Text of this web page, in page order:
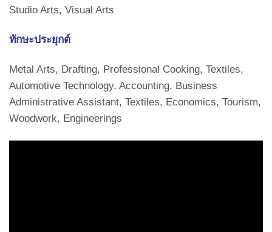
Studio Arts, Visual Arts
ทักษะประยุกต์
Metal Arts, Drafting, Professional Cooking, Textiles,
Automotive Technology, Accounting, Business
Administrative Assistant, Textiles, Economics, Tourism,
Woodwork, Engineerings